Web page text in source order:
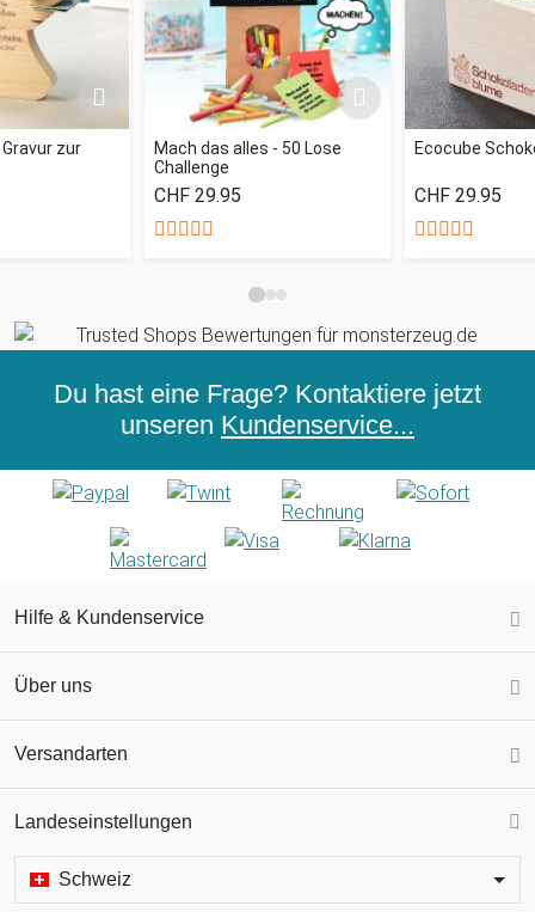
zur
Mach das alles - 50 Lose
Challenge
CHF 29.95
Ecocube
CHF 29.95
Du hast eine Frage? Kontaktiere jetzt
unseren Kundenservice...
Hilfe & Kundenservice
Über uns
Versandarten
Landeseinstellungen
Schweiz